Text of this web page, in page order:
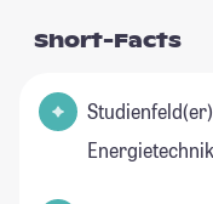
Short-Facts